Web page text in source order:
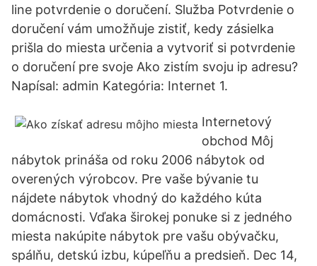
line potvrdenie o doručení. Služba Potvrdenie o
doručení vám umožňuje zistiť, kedy zásielka
prišla do miesta určenia a vytvoriť si potvrdenie
o doručení pre svoje Ako zistím svoju ip adresu?
Napísal: admin Kategória: Internet 1.
Internetový
obchod Môj
nábytok prináša od roku 2006 nábytok od
overených výrobcov. Pre vaše bývanie tu
nájdete nábytok vhodný do každého kúta
domácnosti. Vďaka širokej ponuke si z jedného
miesta nakúpite nábytok pre vašu obývačku,
spálňu, detskú izbu, kúpeľňu a predsieň. Dec 14,